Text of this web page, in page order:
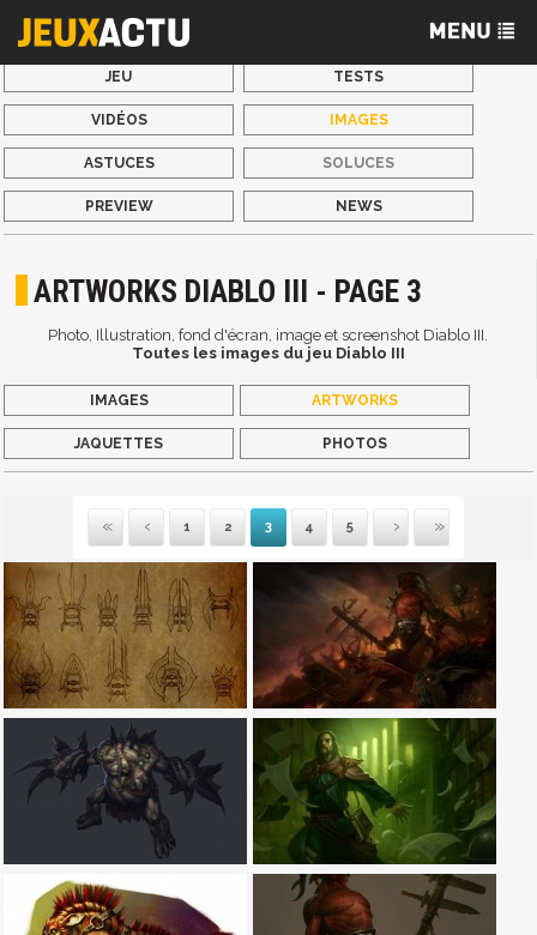
JEU TESTS
VIDÉOS IMAGES
ASTUCES SOLUCES
PREVIEW NEWS
ARTWORKS DIABLO III - PAGE 3
Photo, Illustration, fond d'écran, image et screenshot Diablo III.
Toutes les images du jeu Diablo III
IMAGES ARTWORKS
JAQUETTES PHOTOS
Première
Précédente
1 2 3 4 5
Suivante
Dernière